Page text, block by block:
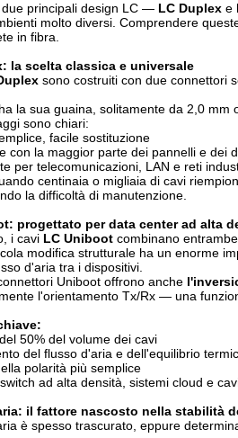
due principali design LC — LC Duplex e
molto diversi. Comprendere
in fibra.
la scelta classica e universale
sono costruiti con due connettori
la sua guaina, solitamente da 2,0 mm
sono chiari:
facile sostituzione
con la maggior parte dei pannelli e dei
per telecomunicazioni, LAN e reti
centinaia o migliaia di cavi
la difficoltà di manutenzione.
progettato per data center ad alta
i cavi LC Uniboot combinano
modifica strutturale ha un enorme
d'aria tra i dispositivi.
Uniboot offrono anche
l'orientamento Tx/Rx — una
50% del volume dei cavi
del flusso d'aria e dell'equilibrio
polarità più semplice
ad alta densità, sistemi cloud e
il fattore nascosto nella stabilità
è spesso trascurato, eppure